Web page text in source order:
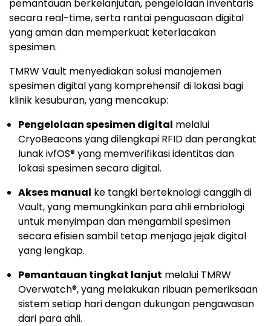
pemantauan berkelanjutan, pengelolaan inventaris
secara real-time, serta rantai penguasaan digital
yang aman dan memperkuat keterlacakan
spesimen.
TMRW Vault menyediakan solusi manajemen
spesimen digital yang komprehensif di lokasi bagi
klinik kesuburan, yang mencakup:
Pengelolaan spesimen digital melalui
CryoBeacons yang dilengkapi RFID dan perangkat
lunak ivfOS® yang memverifikasi identitas dan
lokasi spesimen secara digital.
Akses manual ke tangki berteknologi canggih di
Vault, yang memungkinkan para ahli embriologi
untuk menyimpan dan mengambil spesimen
secara efisien sambil tetap menjaga jejak digital
yang lengkap.
Pemantauan tingkat lanjut melalui TMRW
Overwatch®, yang melakukan ribuan pemeriksaan
sistem setiap hari dengan dukungan pengawasan
dari para ahli.